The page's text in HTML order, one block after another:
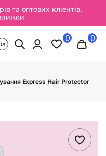
та оптових кліентів,
0 0
Express Hair Protector